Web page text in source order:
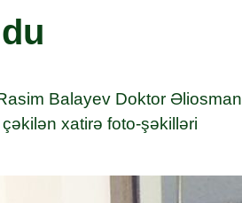
Balayev Doktor Əliosman
xatirə foto-şəkilləri